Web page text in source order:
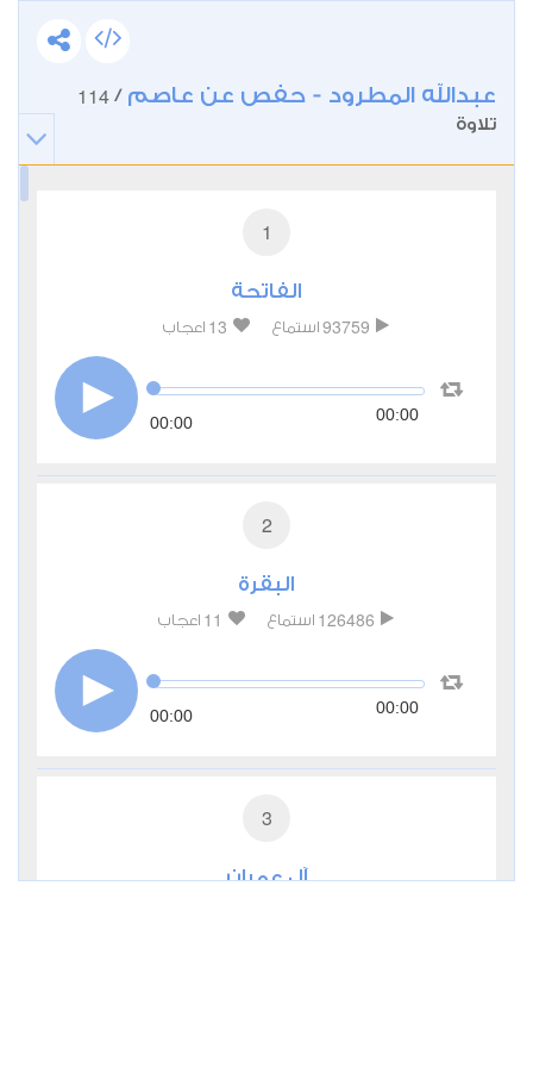
عبدالله المطرود - حفص عن عاصم /
114
تلاوة
1
الفاتحة
93759 استماع 13 اعجاب
00:00 00:00
2
البقرة
126486 استماع 11 اعجاب
00:00 00:00
3
آل عمران